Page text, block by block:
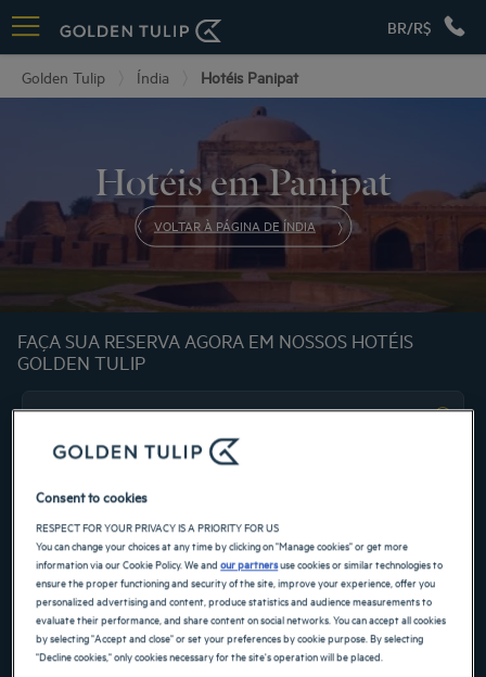
BR/R$
Golden Tulip Índia Hotéis Panipat
Hotéis em Panipat
VOLTAR À PÁGINA DE ÍNDIA
FAÇA SUA RESERVA AGORA EM NOSSOS HOTÉIS
GOLDEN TULIP
Navigate forward to interact with the calendar and select a date. Press the
Navigate backward to interact with the
PROCURAR
Adicionar código especial
Consent to cookies
RESPECT FOR YOUR PRIVACY IS A PRIORITY FOR US
You can change your choices at any time by clicking on "Manage cookies" or get more
information via our Cookie Policy. We andour partnersuse cookies or similar technologies to
ensure the proper functioning and security of the site, improve your experience, offer you
personalized advertising and content, produce statistics and audience measurements to
evaluate their performance, and share content on social networks. You can accept all cookies
by selecting "Accept and close" or set your preferences by cookie purpose. By selecting
"Decline cookies," only cookies necessary for the site's operation will be placed.